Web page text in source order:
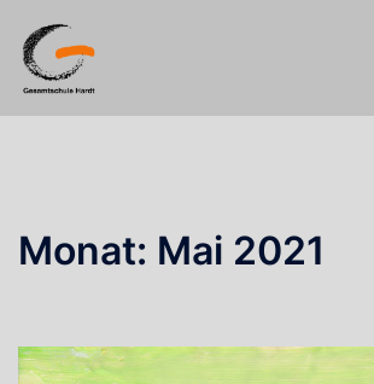
Inhalt
springen
Monat: Mai 2021